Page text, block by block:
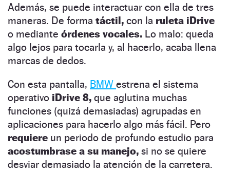
Además, se puede interactuar con ella de tres
maneras. De forma táctil, con la ruleta iDrive
o mediante órdenes vocales. Lo malo: queda
algo lejos para tocarla y, al hacerlo, acaba llena
marcas de dedos.
Con esta pantalla, BMW estrena el sistema
operativo iDrive 8, que aglutina muchas
funciones (quizá demasiadas) agrupadas en
aplicaciones para hacerlo algo más fácil. Pero
requiere un periodo de profundo estudio para
acostumbrase a su manejo, si no se quiere
desviar demasiado la atención de la carretera.